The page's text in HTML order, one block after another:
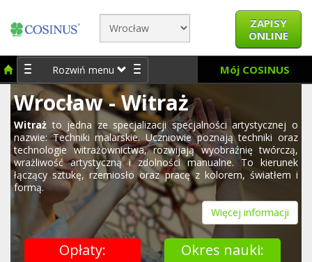
ZAPISY
ONLINE
Rozwiń menu Mój COSINUS
Wrocław - Witraż
Witrażto jedna ze specjalizacji specjalności artystycznej o
nazwie: Techniki malarskie. Uczniowie poznają techniki oraz
technologie witrażownictwa, rozwijają wyobraźnię twórczą,
wrażliwość artystyczną i zdolności manualne. To kierunek
łączący sztukę, rzemiosło oraz pracę z kolorem, światłem i
formą.
Więcej informacji
Opłaty:
Okres nauki: